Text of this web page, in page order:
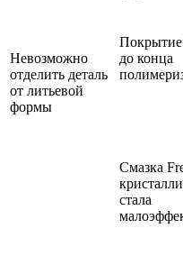
Невозможно
отделить деталь
от литьевой
формы
Покрытие
до конца
Смазка
стала